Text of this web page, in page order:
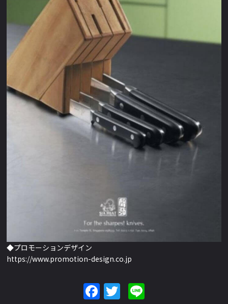
◆プロモーションデザイン
https://www.promotion-design.co.jp
Facebook
Twitter